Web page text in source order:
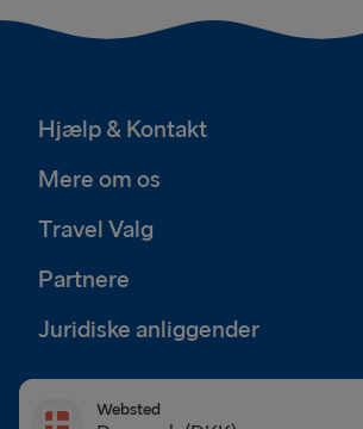
Hjælp & Kontakt
Mere om os
Travel Valg
Partnere
Juridiske anliggender
Websted